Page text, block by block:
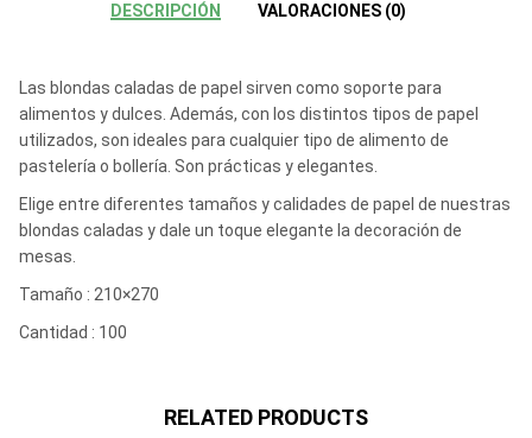
DESCRIPCIÓN VALORACIONES (0)
Las blondas caladas de papel sirven como soporte para
alimentos y dulces. Además, con los distintos tipos de papel
utilizados, son ideales para cualquier tipo de alimento de
pastelería o bollería. Son prácticas y elegantes.
Elige entre diferentes tamaños y calidades de papel de nuestras
blondas caladas y dale un toque elegante la decoración de
mesas.
Tamaño : 210×270
Cantidad : 100
RELATED PRODUCTS